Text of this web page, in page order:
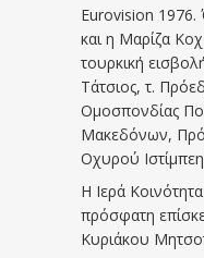
Eurovision
και η Μαρίζα
τουρκική
Τάτσιος, τ.
Ομοσπονδίας
Μακεδόνων,
Οχυρού
Η Ιερά
πρόσφατη
Κυριάκου